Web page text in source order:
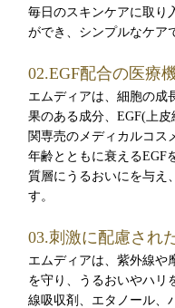
毎日のスキンケアに取り
ができ、シンプルなケア
02.EGF配合の医療
エムディアは、細胞の成
果のある成分、EGF(上
関専売のメディカルコス
年齢とともに衰えるEGF
質層にうるおいにを与え
す。
03.刺激に配慮され
エムディアは、紫外線や
を守り、うるおいやハリ
線吸収剤、エタノール、